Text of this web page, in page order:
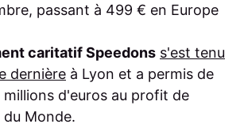
passant à 499 € en Europe
caritatif Speedons s'est tenu
dernière à Lyon et a permis de
millions d'euros au profit de
du Monde.